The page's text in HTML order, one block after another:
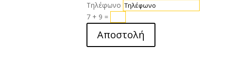
Τηλέφωνο
7 + 9 =
Αποστολή